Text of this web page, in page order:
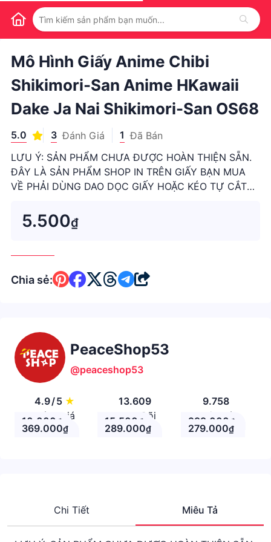
1 / 1
Mô Hình Giấy Anime Chibi
Shikimori-San Anime HKawaii
Dake Ja Nai Shikimori-San OS68
5.0 3 Đánh Giá 1 Đã Bán
LƯU Ý: SẢN PHẨM CHƯA ĐƯỢC HOÀN THIỆN SẴN.
ĐÂY LÀ SẢN PHẨM SHOP IN TRÊN GIẤY BẠN MUA
VỀ PHẢI DÙNG DAO DỌC GIẤY HOẶC KÉO TỰ CẮT
PHẨM  Tên sản phẩm: Mô hình giấy Anime Chibi
Shikimori-san Anime HKawaii dake ja Nai Shikimori-
5.500₫
Chia sẻ:
PeaceShop53
@peaceshop53
4.9/5 ★
Đánh giá
13.609
Theo Dõi
9.758
Nhận xét
10.000 ₫ 15.500 ₫ 299.000 ₫
369.000₫ 289.000₫ 279.000₫
Chi Tiết Miêu Tả